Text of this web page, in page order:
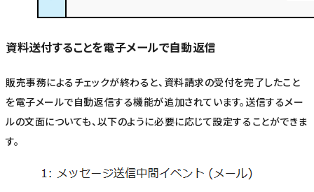
資料送付することを電子メールで自動返信
販売事務によるチェックが終わると、資料請求の受付を完了したこと
を電子メールで自動返信する機能が追加されています。送信するメー
ルの文面についても、以下のように必要に応じて設定することができま
す。